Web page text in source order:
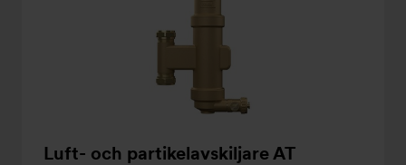
Luft- och partikelavskiljare AT